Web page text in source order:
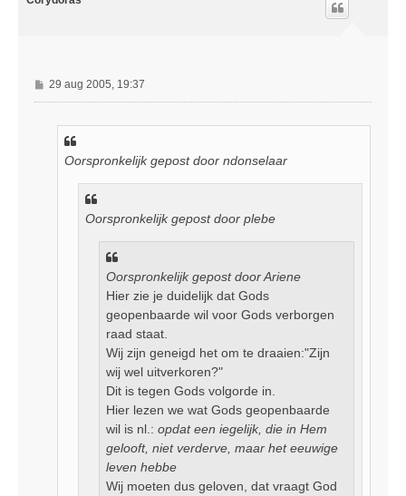
B
e
29 aug 2005, 19:37
Oorspronkelijk gepost door ndonselaar
Oorspronkelijk gepost door plebe
Oorspronkelijk gepost door Ariene
Hier zie je duidelijk dat Gods
geopenbaarde wil voor Gods verborgen
raad staat.
Wij zijn geneigd het om te draaien:"Zijn
wij wel uitverkoren?"
Dit is tegen Gods volgorde in.
Hier lezen we wat Gods geopenbaarde
wil is nl.: opdat een iegelijk, die in Hem
gelooft, niet verderve, maar het eeuwige
leven hebbe
Wij moeten dus geloven, dat vraagt God